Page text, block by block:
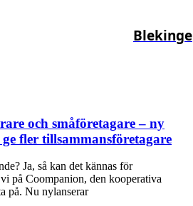
Blekinge
och småföretagare – ny
fler tillsammansföretagare
Ja, så kan det kännas för
på Coompanion, den kooperativa
på. Nu nylanserar